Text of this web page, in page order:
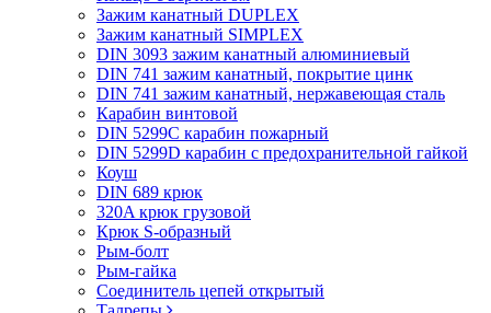
Зажим канатный DUPLEX
Зажим канатный SIMPLEX
DIN 3093 зажим канатный алюминиевый
DIN 741 зажим канатный, покрытие цинк
DIN 741 зажим канатный, нержавеющая сталь
Карабин винтовой
DIN 5299C карабин пожарный
DIN 5299D карабин с предохранительной гайкой
Коуш
DIN 689 крюк
320A крюк грузовой
Крюк S-образный
Рым-болт
Рым-гайка
Соединитель цепей открытый